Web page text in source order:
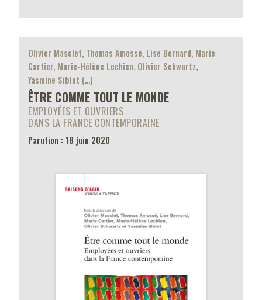
Olivier Masclet, Thomas Amossé, Lise Bernard, Marie
Cartier, Marie-Hélène Lechien, Olivier Schwartz,
Yasmine Siblot (…)
ÊTRE COMME TOUT LE MONDE
EMPLOYÉES ET OUVRIERS
DANS LA FRANCE CONTEMPORAINE
Parution : 18 juin 2020